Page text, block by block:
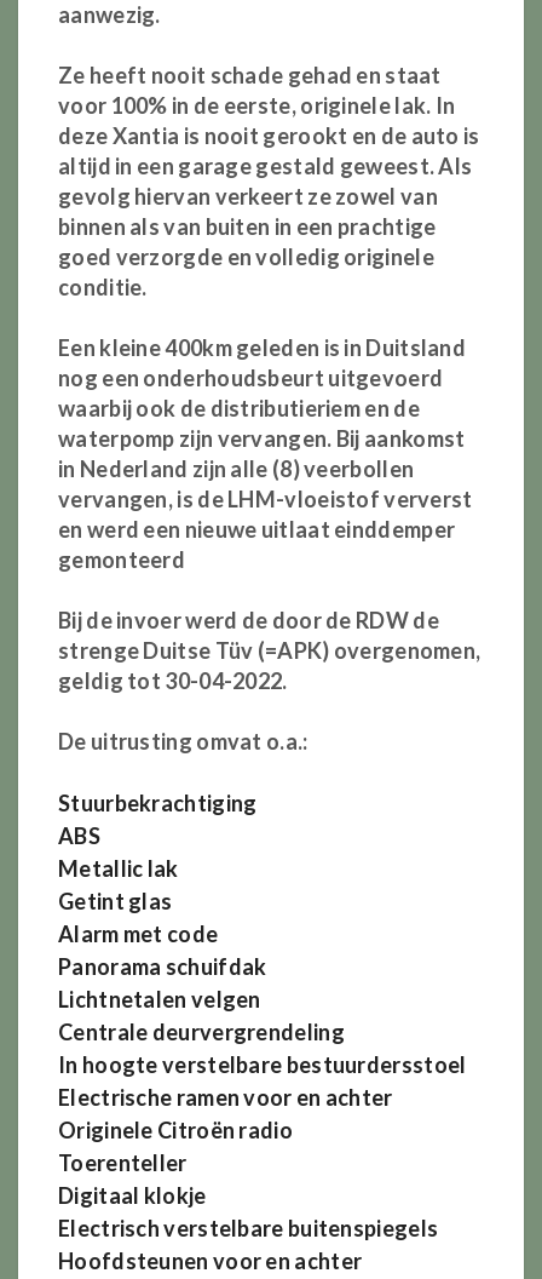
aanwezig.
Ze heeft nooit schade gehad en staat
voor 100% in de eerste, originele lak. In
deze Xantia is nooit gerookt en de auto is
altijd in een garage gestald geweest. Als
gevolg hiervan verkeert ze zowel van
binnen als van buiten in een prachtige
goed verzorgde en volledig originele
conditie.
Een kleine 400km geleden is in Duitsland
nog een onderhoudsbeurt uitgevoerd
waarbij ook de distributieriem en de
waterpomp zijn vervangen. Bij aankomst
in Nederland zijn alle (8) veerbollen
vervangen, is de LHM-vloeistof ververst
en werd een nieuwe uitlaat einddemper
gemonteerd
Bij de invoer werd de door de RDW de
strenge Duitse Tüv (=APK) overgenomen,
geldig tot 30-04-2022.
De uitrusting omvat o.a.:
Stuurbekrachtiging
ABS
Metallic lak
Getint glas
Alarm met code
Panorama schuifdak
Lichtnetalen velgen
Centrale deurvergrendeling
In hoogte verstelbare bestuurdersstoel
Electrische ramen voor en achter
Originele Citroën radio
Toerenteller
Digitaal klokje
Electrisch verstelbare buitenspiegels
Hoofdsteunen voor en achter